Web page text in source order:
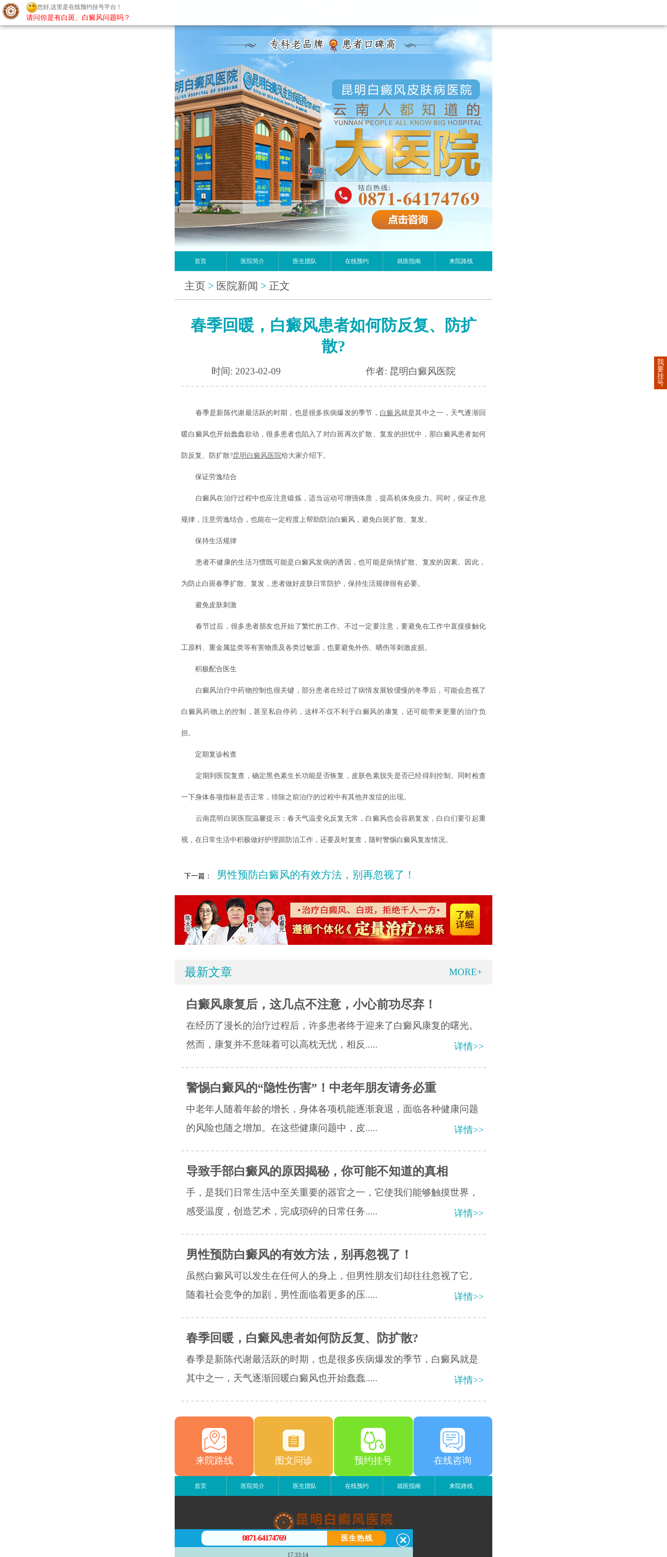
首页 医院简介 医生团队 在线预约 就医指南 来院路线
主页 > 医院新闻 > 正文
春季回暖，白癜风患者如何防反复、防扩
散?
时间: 2023-02-09 作者: 昆明白癜风医院
春季是新陈代谢最活跃的时期，也是很多疾病爆发的季节， 白癜风就是其中之一，天气逐渐回
暖白癜风也开始蠢蠢欲动，很多患者也陷入了对白斑再次扩散、复发的担忧中，那白癜风患者如何
防反复、防扩散?昆明白癜风医院给大家介绍下。
保证劳逸结合
白癜风在治疗过程中也应注意锻炼，适当运动可增强体质，提高机体免疫力。同时，保证作息
规律，注意劳逸结合，也能在一定程度上帮助防治白癜风，避免白斑扩散、复发。
保持生活规律
患者不健康的生活习惯既可能是白癜风发病的诱因，也可能是病情扩散、复发的因素。因此，
为防止白斑春季扩散、复发，患者做好皮肤日常防护，保持生活规律很有必要。
避免皮肤刺激
春节过后，很多患者朋友也开始了繁忙的工作。不过一定要注意，要避免在工作中直接接触化
工原料、重金属盐类等有害物质及各类过敏源，也要避免外伤、晒伤等刺激皮损。
积极配合医生
白癜风治疗中药物控制也很关键，部分患者在经过了病情发展较缓慢的冬季后，可能会忽视了
白癜风药物上的控制，甚至私自停药，这样不仅不利于白癜风的康复，还可能带来更重的治疗负
担。
定期复诊检查
定期到医院复查，确定黑色素生长功能是否恢复，皮肤色素脱失是否已经得到控制。同时检查
一下身体各项指标是否正常，排除之前治疗的过程中有其他并发症的出现。
云南昆明白斑医院温馨提示：春天气温变化反复无常，白癜风也会容易复发，白白们要引起重
视，在日常生活中积极做好护理跟防治工作，还要及时复查，随时警惕白癜风复发情况。
下一篇： 男性预防白癜风的有效方法，别再忽视了！
最新文章 MORE+
白癜风康复后，这几点不注意，小心前功尽弃！
在经历了漫长的治疗过程后，许多患者终于迎来了白癜风康复的曙光。
然而，康复并不意味着可以高枕无忧，相反.....
详情>>
警惕白癜风的“隐性伤害”！中老年朋友请务必重
中老年人随着年龄的增长，身体各项机能逐渐衰退，面临各种健康问题
的风险也随之增加。在这些健康问题中，皮.....
详情>>
导致手部白癜风的原因揭秘，你可能不知道的真相
手，是我们日常生活中至关重要的器官之一，它使我们能够触摸世界，
感受温度，创造艺术，完成琐碎的日常任务.....
详情>>
男性预防白癜风的有效方法，别再忽视了！
虽然白癜风可以发生在任何人的身上，但男性朋友们却往往忽视了它。
随着社会竞争的加剧，男性面临着更多的压.....
详情>>
春季回暖，白癜风患者如何防反复、防扩散?
春季是新陈代谢最活跃的时期，也是很多疾病爆发的季节，白癜风就是
其中之一，天气逐渐回暖白癜风也开始蠢蠢.....
详情>>
来院路线 图文问诊 预约挂号 在线咨询
首页 医院简介 医生团队 在线预约 就医指南 来院路线
昆明白癜风医院
昆明市五华区护国路2号
0871-64174769 医生热线
17:33:14
我
要
挂
号
您好,这里是在线预约挂号平台！
请问你是有白斑、白癜风问题吗？